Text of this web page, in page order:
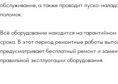
обслуживание, а также проводит пуско-
поломок.
Всё оборудование находится на
срока. В этот период ремонтные работы
предусматривает бесплатный ремонт и
правильной эксплуатации оборудования.